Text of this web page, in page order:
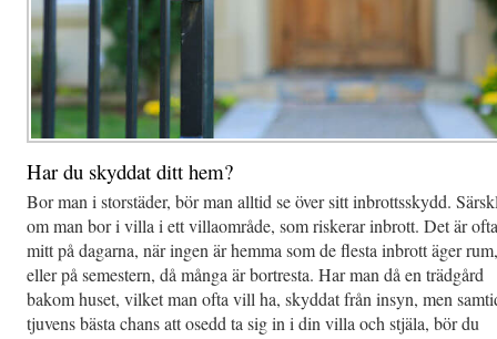
Har du skyddat ditt hem?
Bor man i storstäder, bör man alltid se över sitt inbrottsskydd.
om man bor i villa i ett villaområde, som riskerar inbrott. Det är
mitt på dagarna, när ingen är hemma som de flesta inbrott äger rum,
eller på semestern, då många är bortresta. Har man då en trädgård
bakom huset, vilket man ofta vill ha, skyddat från insyn, men
tjuvens bästa chans att osedd ta sig in i din villa och stjäla, bör du